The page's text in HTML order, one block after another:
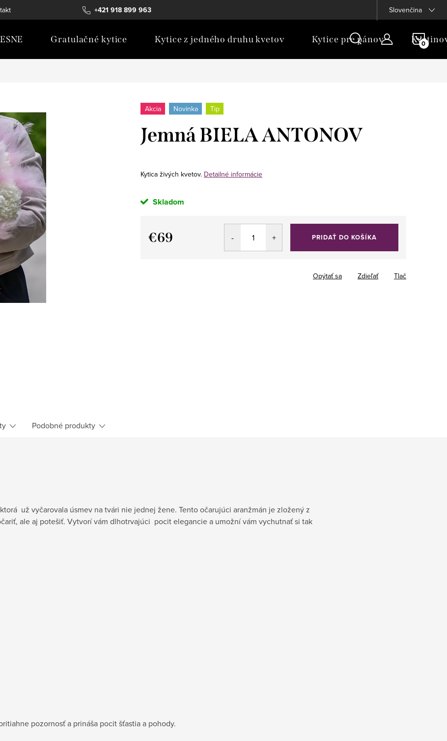
+421 918 899 963 Slovenčina
Gratulačné kytice Kytice z jedného druhu kvetov Kytice pre pánov
Akcia Novinka Tip
Jemná BIELA ANTONOV
Kytica živých kvetov. Detailné informácie
Skladom
€69 PRIDAŤ DO KOŠÍKA
Tlač
Opýtať sa Zdieľať
Podobné produkty
už vyčarovala úsmev na tvári nie jednej žene. Tento očarujúci aranžmán je zložený z
ale aj potešiť. Vytvorí vám dlhotrvajúci pocit elegancie a umožní vám vychutnať si tak
pozornosť a prináša pocit šťastia a pohody.